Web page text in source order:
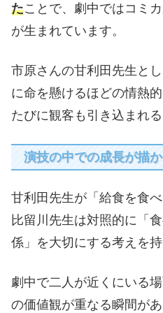
たことで、劇中ではコミ
が生まれています。
市原さんの甘利田先生と
に命を懸けるほどの情熱
たびに観客も引き込まれる
演技の中での成長が描
甘利田先生が「給食を食
比留川先生は対照的に「
係」を大切にする考えを持
劇中で二人が近くにいる
の価値観が重なる瞬間が